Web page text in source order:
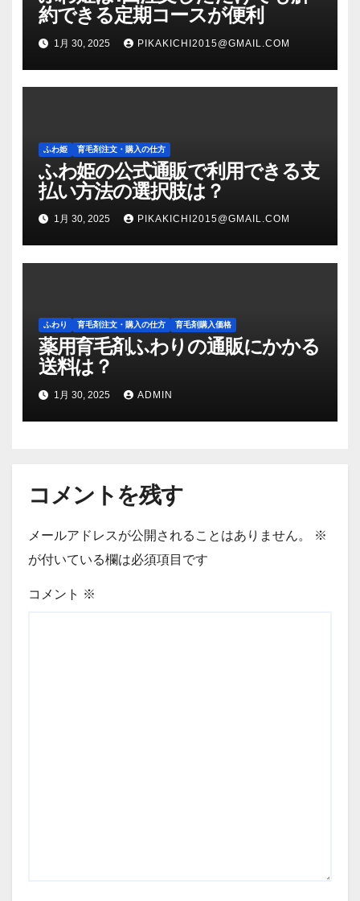
約できる定期コースが便利
1月 30, 2025 PIKAKICHI2015@GMAIL.COM
ふわ姫 育毛剤注文・購入の仕方
ふわ姫の公式通販で利用できる支
払い方法の選択肢は？
1月 30, 2025 PIKAKICHI2015@GMAIL.COM
ふわり 育毛剤注文・購入の仕方 育毛剤購入価格
薬用育毛剤ふわりの通販にかかる
送料は？
1月 30, 2025 ADMIN
コメントを残す
メールアドレスが公開されることはありません。
※
が付いている欄は必須項目です
コメント ※